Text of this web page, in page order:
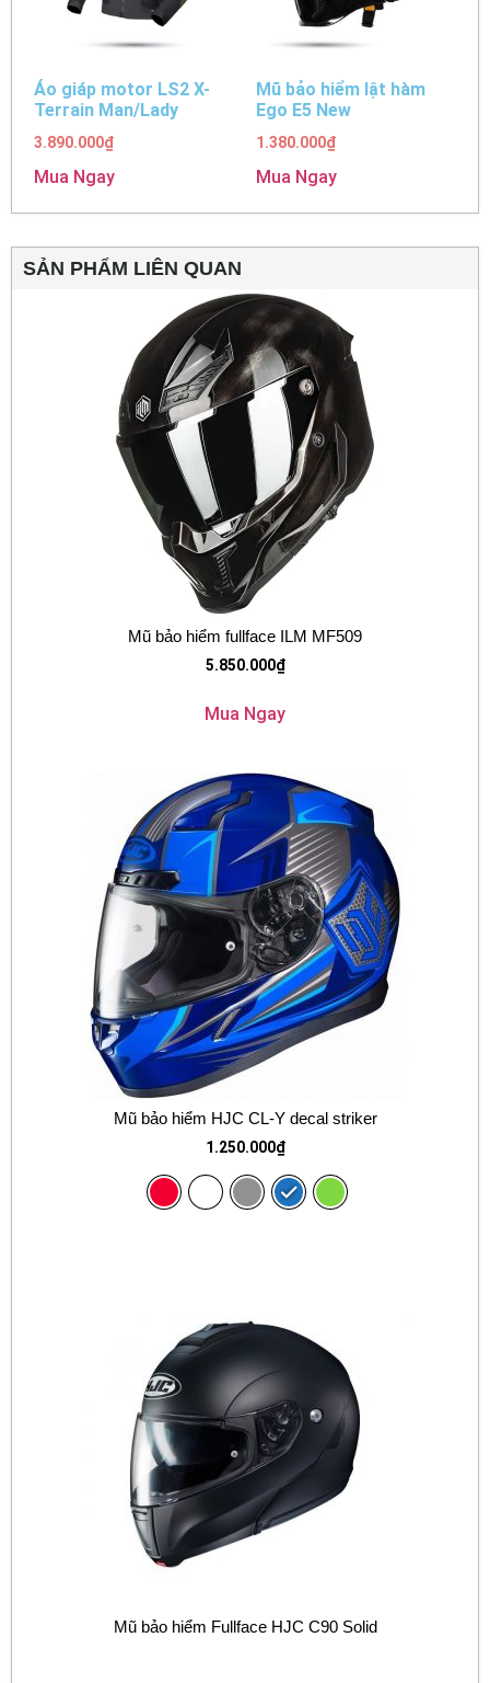
Áo giáp motor LS2 X-
Terrain Man/Lady
3.890.000₫
Mua Ngay
Mũ bảo hiểm lật hàm
Ego E5 New
1.380.000₫
Mua Ngay
SẢN PHẨM LIÊN QUAN
Mũ bảo hiểm fullface ILM MF509
5.850.000₫
Mua Ngay
Mũ bảo hiểm HJC CL-Y decal striker
1.250.000₫
Mũ bảo hiểm Fullface HJC C90 Solid